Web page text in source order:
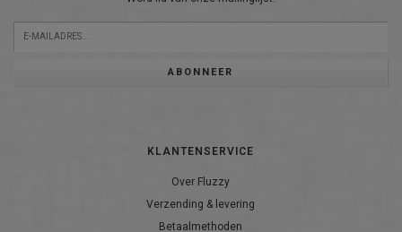
ABONNEER
KLANTENSERVICE
Over Fluzzy
Verzending & levering
Betaalmethoden